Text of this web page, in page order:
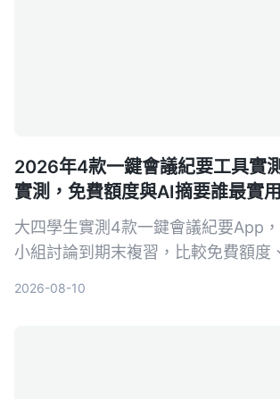
2026年4款一鍵會議紀要工具實
實測，免費額度與AI摘要誰最實
大四學生實測4款一鍵會議紀要App
小組討論到期末複習，比較免費額度
2026-08-10